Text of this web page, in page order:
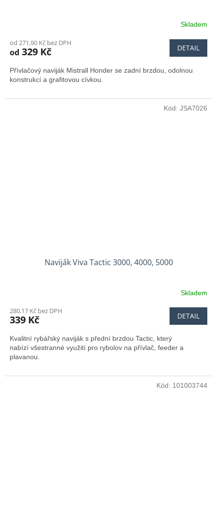
Skladem
od 271,90 Kč bez DPH
od 329 Kč DETAIL
Přívlačový naviják Mistrall Honder se zadní brzdou, odolnou
konstrukcí a grafitovou cívkou.
Naviják Viva Tactic 3000, 4000, 5000
Skladem
280,17 Kč bez DPH
339 Kč DETAIL
Kvalitní rybářský naviják s přední brzdou Tactic, který
nabízí všestranné využití pro rybolov na přívlač, feeder a
plavanou.
Kód: JSA7026
Kód: 101003744